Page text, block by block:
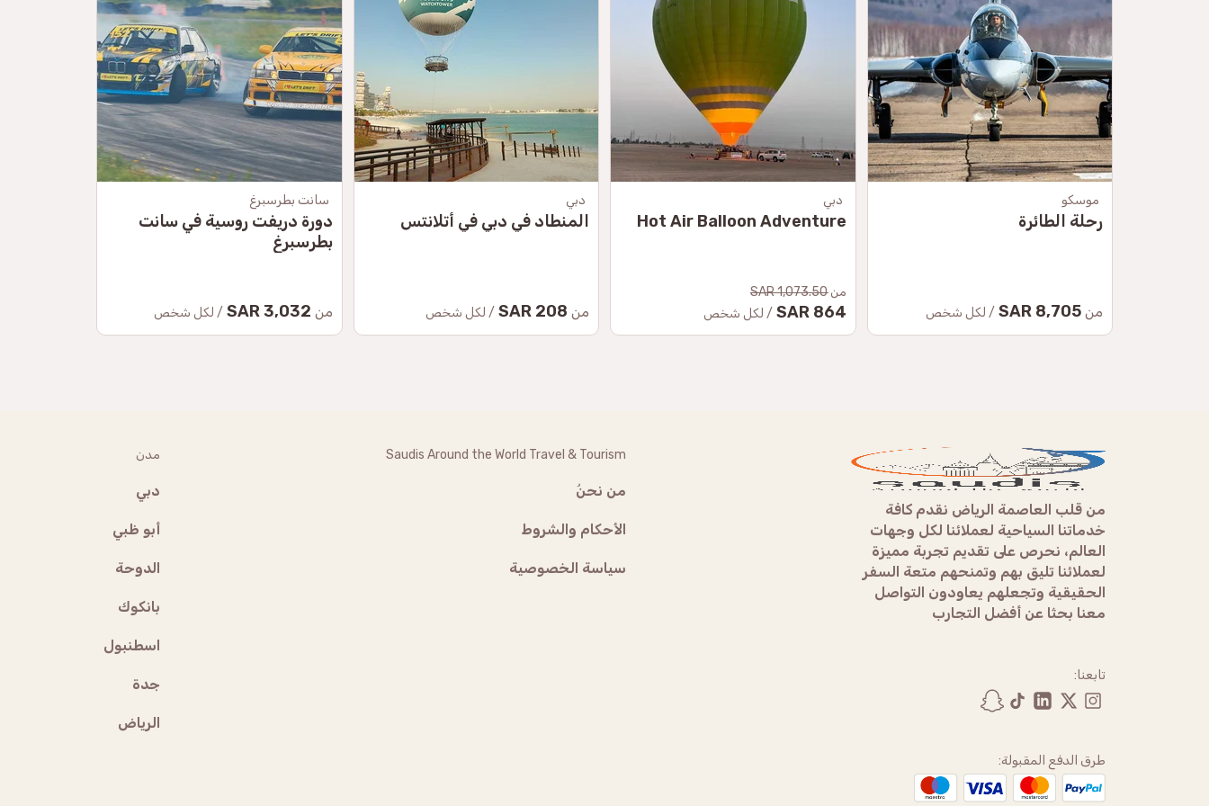
موسكو
رحلة الطائرة
من 8,705 SAR / لكل شخص
دبي
Hot Air Balloon Adventure
من1,073.50 SAR
864 SAR / لكل شخص
دبي
المنطاد في دبي في أتلانتس
من 208 SAR / لكل شخص
سانت بطرسبرغ
دورة دريفت روسية في سانت
بطرسبرغ
من 3,032 SAR / لكل شخص
من قلب العاصمة الرياض نقدم كافة
خدماتنا السياحية لعملائنا لكل وجهات
العالم، نحرص على تقديم تجربة مميزة
لعملائنا تليق بهم وتمنحهم متعة السفر
الحقيقية وتجعلهم يعاودون التواصل
معنا بحثا عن أفضل التجارب
تابعنا:
طرق الدفع المقبولة:
Saudis Around the World Travel & Tourism
من نحنُ
الأحكام والشروط
سياسة الخصوصية
مدن
دبي
أبو ظبي
الدوحة
بانكوك
اسطنبول
جدة
الرياض